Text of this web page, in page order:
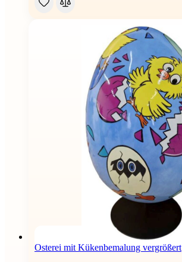
Osterei mit Kükenbemalung vergrößert